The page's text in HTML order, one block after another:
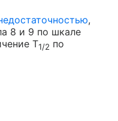
,
8 и 9 по шкале
T1/2 по